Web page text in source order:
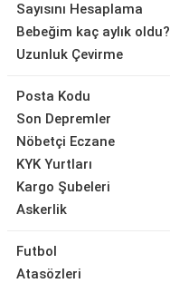
Sayısını Hesaplama
Bebeğim kaç aylık oldu?
Uzunluk Çevirme
Posta Kodu
Son Depremler
Nöbetçi Eczane
KYK Yurtları
Kargo Şubeleri
Askerlik
Futbol
Atasözleri